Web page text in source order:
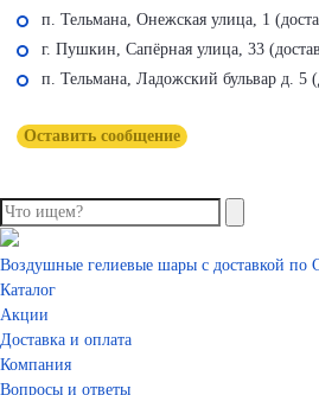
п. Тельмана, Онежская улица, 1
г. Пушкин, Сапёрная улица, 33
п. Тельмана, Ладожский бульвар д. 5
Оставить сообщение
Воздушные гелиевые шары с доставкой по
Каталог
Акции
Доставка и оплата
Компания
Вопросы и ответы